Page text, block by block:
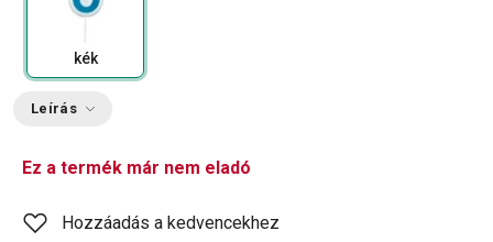
kék
Leírás
Ez a termék már nem eladó
Hozzáadás a kedvencekhez